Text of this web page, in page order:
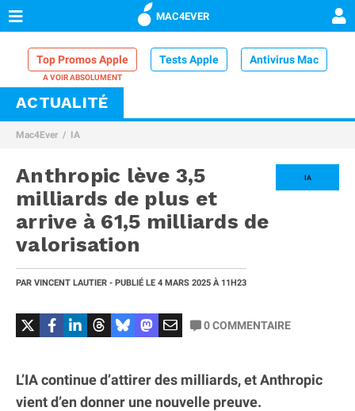
MAC4EVER
Top Promos Apple Tests Apple Antivirus Mac
VPN Mac
Comparatif iPhone
ACTUALITÉ
Mac4Ever IA
IA
Anthropic lève 3,5
milliards de plus et
arrive à 61,5 milliards de
valorisation
PAR VINCENT LAUTIER - PUBLIÉ LE 4 MARS 2025 À 11H23
0COMMENTAIRE
L’IA continue d’attirer des milliards, et Anthropic
vient d’en donner une nouvelle preuve.